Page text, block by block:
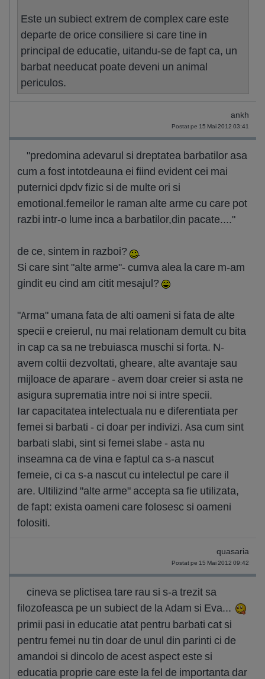
Este un subiect extrem de complex care este
departe de orice consiliere si care tine in
principal de educatie, uitandu-se de fapt ca, un
barbat needucat poate deveni un animal
periculos.
ankh
Postat pe 15 Mai 2012 03:41
"predomina adevarul si dreptatea barbatilor asa
cum a fost intotdeauna ei fiind evident cei mai
puternici dpdv fizic si de multe ori si
emotional.femeilor le raman alte arme cu care pot
razbi intr-o lume inca a barbatilor,din pacate...."
de ce, sintem in razboi?
Si care sint "alte arme"- cumva alea la care m-am
gindit eu cind am citit mesajul?
"Arma" umana fata de alti oameni si fata de alte
specii e creierul, nu mai relationam demult cu bita
in cap ca sa ne trebuiasca muschi si forta. N-
avem coltii dezvoltati, gheare, alte avantaje sau
mijloace de aparare - avem doar creier si asta ne
asigura suprematia intre noi si intre specii.
Iar capacitatea intelectuala nu e diferentiata per
femei si barbati - ci doar per indivizi. Asa cum sint
barbati slabi, sint si femei slabe - asta nu
inseamna ca de vina e faptul ca s-a nascut
femeie, ci ca s-a nascut cu intelectul pe care il
are. Ultilizind "alte arme" accepta sa fie utilizata,
de fapt: exista oameni care folosesc si oameni
folositi.
quasaria
Postat pe 15 Mai 2012 09:42
cineva se plictisea tare rau si s-a trezit sa
filozofeasca pe un subiect de la Adam si Eva...
primii pasi in educatie atat pentru barbati cat si
pentru femei nu tin doar de unul din parinti ci de
amandoi si dincolo de acest aspect este si
educatia proprie care este la fel de importanta dar